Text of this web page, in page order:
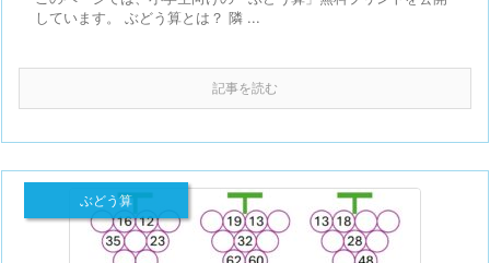
しています。 ぶどう算とは？ 隣 ...
記事を読む
ぶどう算